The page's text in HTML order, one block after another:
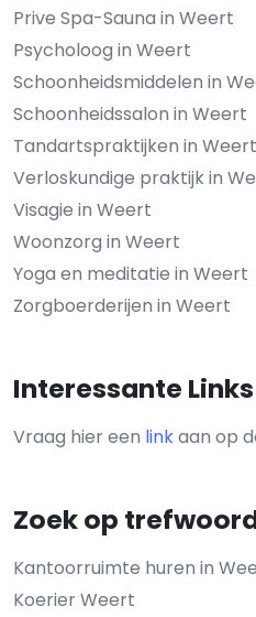
Prive Spa-Sauna in Weert
Psycholoog in Weert
Schoonheidsmiddelen in
Schoonheidssalon in Weert
Tandartspraktijken in Weert
Verloskundige praktijk in
Visagie in Weert
Woonzorg in Weert
Yoga en meditatie in Weert
Zorgboerderijen in Weert
Interessante Links
Vraag hier een linkaan op
Zoek op
Kantoorruimte huren in
Koerier Weert